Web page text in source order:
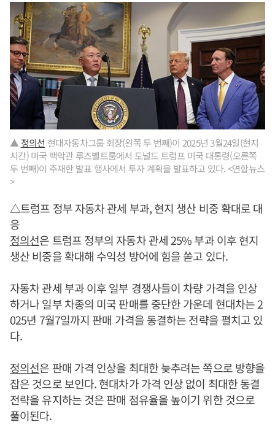
▲ 정의선 현대자동차그룹 회장(왼쪽 두 번째)이 2025년 3월24일(현지
시간) 미국 백악관 루즈벨트룸에서 도널드 트럼프 미국 대통령(오른쪽
두 번째)이 주재한 발표 행사에서 투자 계획을 발표하고 있다. <연합뉴스
>
△트럼프 정부 자동차 관세 부과, 현지 생산 비중 확대로 대
응
정의선은 트럼프 정부의 자동차 관세 25% 부과 이후 현지
생산 비중을 확대해 수익성 방어에 힘을 쏟고 있다.
자동차 관세 부과 이후 일부 경쟁사들이 차량 가격을 인상
하거나 일부 차종의 미국 판매를 중단한 가운데 현대차는 2
025년 7월7일까지 판매 가격을 동결하는 전략을 펼치고 있
다.
정의선은 판매 가격 인상을 최대한 늦추려는 쪽으로 방향을
잡은 것으로 보인다. 현대차가 가격 인상 없이 최대한 동결
전략을 유지하는 것은 판매 점유율을 높이기 위한 것으로
풀이된다.